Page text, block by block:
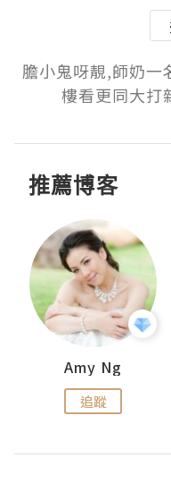
膽小鬼呀靚,師奶一
樓看更同大打
推薦博客
Amy Ng
追蹤